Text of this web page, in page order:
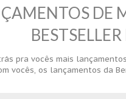
DE
pra vocês mais
vocês, os lançamentos da